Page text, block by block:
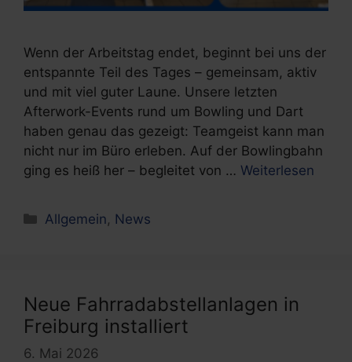
Wenn der Arbeitstag endet, beginnt bei uns der
entspannte Teil des Tages – gemeinsam, aktiv
und mit viel guter Laune. Unsere letzten
Afterwork-Events rund um Bowling und Dart
haben genau das gezeigt: Teamgeist kann man
nicht nur im Büro erleben. Auf der Bowlingbahn
ging es heiß her – begleitet von … Weiterlesen
Kategorien
Allgemein, News
Neue Fahrradabstellanlagen in
Freiburg installiert
6. Mai 2026